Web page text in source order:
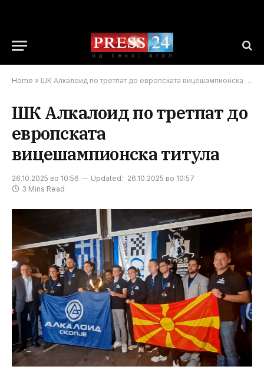
Home » ШК Алкалоид по третпат до европската вицешампионска титула
ШК Алкалоид по третпат до
европската
вицешампионска титула
26.10.2025 во 10:56 Updated: 26.10.2025 во 10:57
3 Mins Read